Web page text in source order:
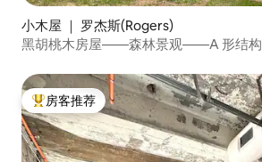
小木屋 ｜ 罗杰斯(Rogers)
黑胡桃木房屋——森林景观——A 形结
热门「房客推荐」
房客推荐